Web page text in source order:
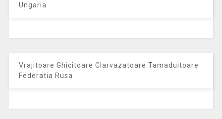
Ungaria
Vrajitoare Ghicitoare Clarvazatoare Tamaduitoare
Federatia Rusa